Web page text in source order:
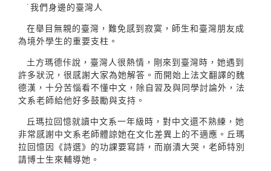
˙我們身邊的臺灣人
在舉目無親的臺灣，難免感到寂寞，師生和臺灣朋友成
為境外學生的重要支柱。
土方瑪德佧說，臺灣人很熱情，剛來到臺灣時，她遇到
許多狀況，很感謝大家為她解答。而開始上法文翻譯的魏
德漢，十分苦惱看不懂中文，除自習及與同學討論外，法
文系老師給他好多鼓勵與支持。
丘瑪拉回憶就讀中文系一年級時，對中文還不熟練，她
非常感謝中文系老師體諒她在文化差異上的不適應。丘瑪
拉回憶因《詩選》的功課要寫詩，而崩潰大哭，老師特別
請博士生來輔導她。